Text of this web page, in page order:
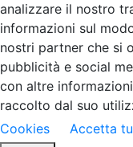
analizzare il nostro
informazioni sul
nostri partner che si
pubblicità e social
con altre
raccolto dal suo
Cookies
Accetta